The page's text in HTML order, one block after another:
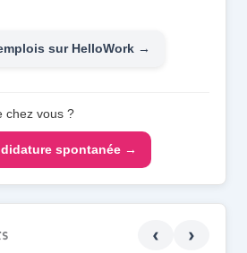
sur HelloWork →
chez vous ?
spontanée →
‹ ›